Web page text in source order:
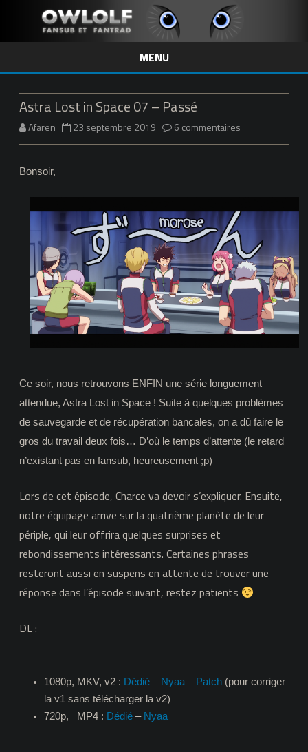
MENU
Skip
to
content
Astra Lost in Space 07 – Passé
Afaren 23 septembre 2019 6 commentaires
07
–
Passé
Bonsoir,
Ce soir, nous retrouvons ENFIN une série longuement
attendue, Astra Lost in Space ! Suite à quelques problèmes
de sauvegarde et de récupération bancales, on a dû faire le
gros du travail deux fois… D’où le temps d’attente (le retard
n’existant pas en fansub, heureusement ;p)
Lors de cet épisode, Charce va devoir s’expliquer. Ensuite,
notre équipage arrive sur la quatrième planète de leur
périple, qui leur offrira quelques surprises et
rebondissements intéressants. Certaines phrases
resteront aussi en suspens en attente de trouver une
réponse dans l’épisode suivant, restez patients
DL :
1080p, MKV, v2 : Dédié – Nyaa – Patch (pour corriger
la v1 sans télécharger la v2)
720p, MP4 : Dédié – Nyaa